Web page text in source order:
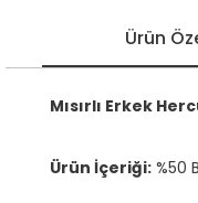
Ürün
Mısırlı Erkek
Ürün İçeriği: %50